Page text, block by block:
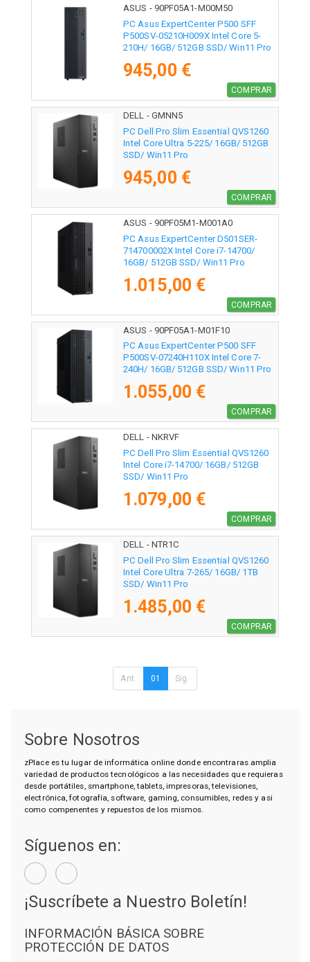
ASUS - 90PF05A1-M00M50
PC Asus ExpertCenter P500 SFF
P500SV-05210H009X Intel Core 5-
210H/ 16GB/ 512GB SSD/ Win11 Pro
945,00 €
COMPRAR
DELL - GMNN5
PC Dell Pro Slim Essential QVS1260
Intel Core Ultra 5-225/ 16GB/ 512GB
SSD/ Win11 Pro
945,00 €
COMPRAR
ASUS - 90PF05M1-M001A0
PC Asus ExpertCenter D501SER-
714700002X Intel Core i7-14700/
16GB/ 512GB SSD/ Win11 Pro
1.015,00 €
COMPRAR
ASUS - 90PF05A1-M01F10
PC Asus ExpertCenter P500 SFF
P500SV-07240H110X Intel Core 7-
240H/ 16GB/ 512GB SSD/ Win11 Pro
1.055,00 €
COMPRAR
DELL - NKRVF
PC Dell Pro Slim Essential QVS1260
Intel Core i7-14700/ 16GB/ 512GB
SSD/ Win11 Pro
1.079,00 €
COMPRAR
DELL - NTR1C
PC Dell Pro Slim Essential QVS1260
Intel Core Ultra 7-265/ 16GB/ 1TB
SSD/ Win11 Pro
1.485,00 €
COMPRAR
Ant. 01 Sig.
Sobre Nosotros
zPlace es tu lugar de informática online donde encontraras amplia
variedad de productos tecnológicos a las necesidades que requieras
desde portátiles, smartphone, tablets, impresoras, televisiones,
electrónica, fotografía, software, gaming, consumibles, redes y asi
como compenentes y repuestos de los mismos.
Síguenos en:
¡Suscríbete a Nuestro Boletín!
INFORMACIÓN BÁSICA SOBRE
PROTECCIÓN DE DATOS